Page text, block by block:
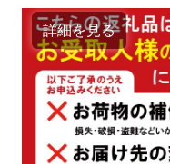
詳細を見る